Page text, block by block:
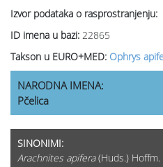
Izvor podataka o rasprostranjenju:
ID imena u bazi: 22865
Takson u EURO+MED: Ophrys
NARODNA IMENA:
Pčelica
SINONIMI:
Arachnites apifera(Huds.) Hoffm.